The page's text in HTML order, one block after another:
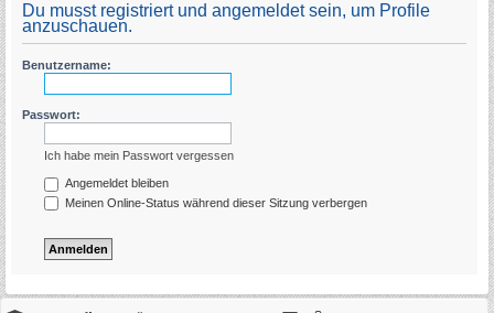
Du musst registriert und angemeldet sein, um Profile
anzuschauen.
Benutzername:
Passwort:
Ich habe mein Passwort vergessen
Angemeldet bleiben
Meinen Online-Status während dieser Sitzung verbergen